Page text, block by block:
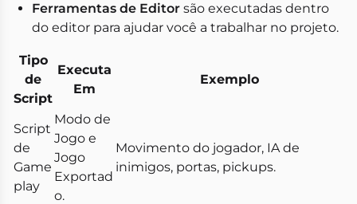
Ferramentas de Editor são executadas dentro
do editor para ajudar você a trabalhar no projeto.
Tipo
de
Script
Executa
Em
Exemplo
Script
de
Game
play
Modo de
Jogo e
Jogo
Exportad
o.
Movimento do jogador, IA de
inimigos, portas, pickups.